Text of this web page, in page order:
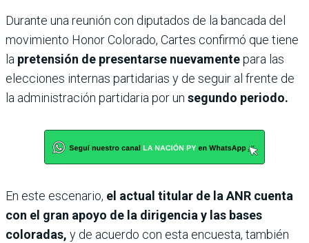
Durante una reunión con diputados de la bancada del
movimiento Honor Colorado, Cartes confirmó que tiene
la pretensión de presentarse nuevamentepara las
elecciones internas partidarias y de seguir al frente de
la administración partidaria por un segundo periodo.
En este escenario, el actual titular de la ANR cuenta
con el gran apoyo de la dirigencia y las bases
coloradas, y de acuerdo con esta encuesta, también